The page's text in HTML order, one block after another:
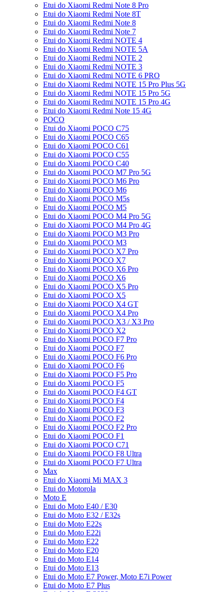
Etui do Xiaomi Redmi Note 8 Pro
Etui do Xiaomi Redmi Note 8T
Etui do Xiaomi Redmi Note 8
Etui do Xiaomi Redmi Note 7
Etui do Xiaomi Redmi NOTE 4
Etui do Xiaomi Redmi NOTE 5A
Etui do Xiaomi Redmi NOTE 2
Etui do Xiaomi Redmi NOTE 3
Etui do Xiaomi Redmi NOTE 6 PRO
Etui do Xiaomi Redmi NOTE 15 Pro Plus 5G
Etui do Xiaomi Redmi NOTE 15 Pro 5G
Etui do Xiaomi Redmi NOTE 15 Pro 4G
Etui do Xiaomi Redmi Note 15 4G
POCO
Etui do Xiaomi POCO C75
Etui do Xiaomi POCO C65
Etui do Xiaomi POCO C61
Etui do Xiaomi POCO C55
Etui do Xiaomi POCO C40
Etui do Xiaomi POCO M7 Pro 5G
Etui do Xiaomi POCO M6 Pro
Etui do Xiaomi POCO M6
Etui do Xiaomi POCO M5s
Etui do Xiaomi POCO M5
Etui do Xiaomi POCO M4 Pro 5G
Etui do Xiaomi POCO M4 Pro 4G
Etui do Xiaomi POCO M3 Pro
Etui do Xiaomi POCO M3
Etui do Xiaomi POCO X7 Pro
Etui do Xiaomi POCO X7
Etui do Xiaomi POCO X6 Pro
Etui do Xiaomi POCO X6
Etui do Xiaomi POCO X5 Pro
Etui do Xiaomi POCO X5
Etui do Xiaomi POCO X4 GT
Etui do Xiaomi POCO X4 Pro
Etui do Xiaomi POCO X3 / X3 Pro
Etui do Xiaomi POCO X2
Etui do Xiaomi POCO F7 Pro
Etui do Xiaomi POCO F7
Etui do Xiaomi POCO F6 Pro
Etui do Xiaomi POCO F6
Etui do Xiaomi POCO F5 Pro
Etui do Xiaomi POCO F5
Etui do Xiaomi POCO F4 GT
Etui do Xiaomi POCO F4
Etui do Xiaomi POCO F3
Etui do Xiaomi POCO F2
Etui do Xiaomi POCO F2 Pro
Etui do Xiaomi POCO F1
Etui do Xiaomi POCO C71
Etui do Xiaomi POCO F8 Ultra
Etui do Xiaomi POCO F7 Ultra
Max
Etui do Xiaomi Mi MAX 3
Etui do Motorola
Moto E
Etui do Moto E40 / E30
Etui do Moto E32 / E32s
Etui do Moto E22s
Etui do Moto E22i
Etui do Moto E22
Etui do Moto E20
Etui do Moto E14
Etui do Moto E13
Etui do Moto E7 Power, Moto E7i Power
Etui do Moto E7 Plus